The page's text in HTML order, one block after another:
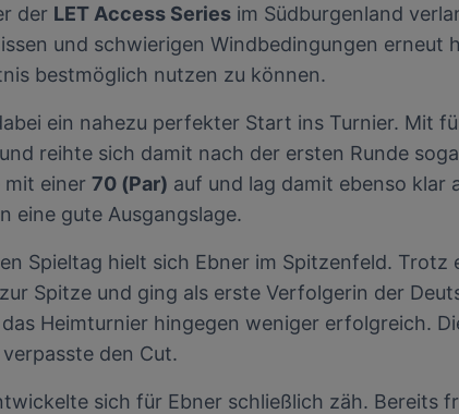
der LET Access Series im Südburgenland
und schwierigen Windbedingungen
bestmöglich nutzen zu können.
ein nahezu perfekter Start ins Turnier. Mit
und reihte sich damit nach der ersten Runde
mit einer 70 (Par) auf und lag damit ebenso klar
eine gute Ausgangslage.
Spieltag hielt sich Ebner im Spitzenfeld.
Spitze und ging als erste Verfolgerin der
Heimturnier hingegen weniger erfolgreich.
den Cut.
sich für Ebner schließlich zäh. Bereits
Verwendung genauer Standortdaten.
auf Informationen auf einem Endgerät.
Performance von Inhalten,
Liste der Partner (Lieferanten)